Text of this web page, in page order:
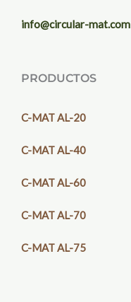
info@circular-mat.com
PRODUCTOS
C-MAT AL-20
C-MAT AL-40
C-MAT AL-60
C-MAT AL-70
C-MAT AL-75